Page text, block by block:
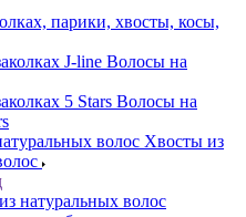
парики, хвосты, косы,
Волосы на
Волосы на
Хвосты из
натуральных волос